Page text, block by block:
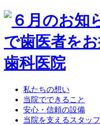
私たちの想い
当院でできること
安心・信頼の設備
当院を支えるスタッフ